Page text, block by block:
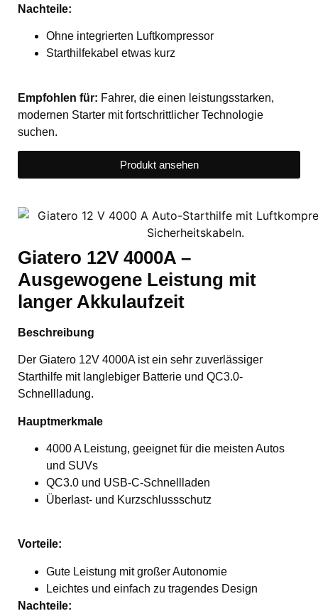
Nachteile:
Ohne integrierten Luftkompressor
Starthilfekabel etwas kurz
Empfohlen für: Fahrer, die einen leistungsstarken,
modernen Starter mit fortschrittlicher Technologie
suchen.
Produkt ansehen
Giatero 12V 4000A –
Ausgewogene Leistung mit
langer Akkulaufzeit
Beschreibung
Der Giatero 12V 4000A ist ein sehr zuverlässiger
Starthilfe mit langlebiger Batterie und QC3.0-
Schnellladung.
Hauptmerkmale
4000 A Leistung, geeignet für die meisten Autos
und SUVs
QC3.0 und USB-C-Schnellladen
Überlast- und Kurzschlussschutz
Vorteile:
Gute Leistung mit großer Autonomie
Leichtes und einfach zu tragendes Design
Nachteile: